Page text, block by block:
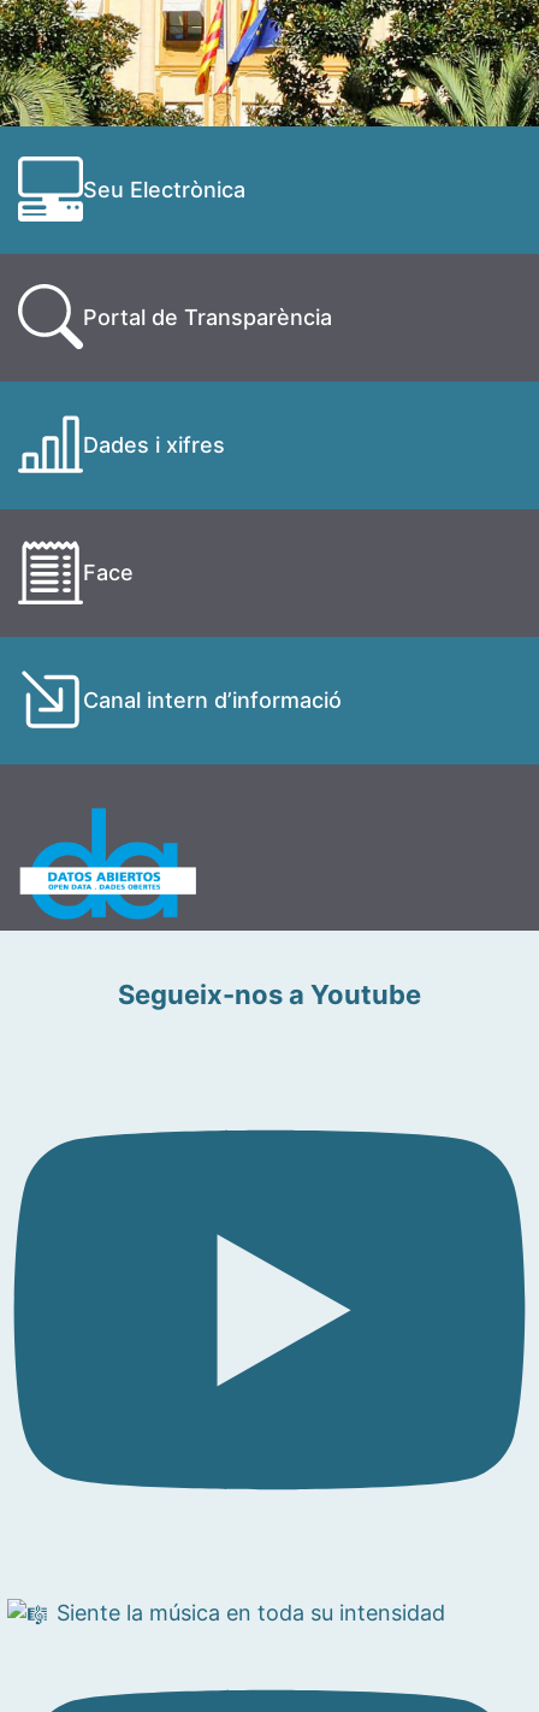
Seu Electrònica
Portal de Transparència
Dades i xifres
Face
Canal intern d’informació
Segueix-nos a Youtube
Siente la música en toda su intensidad